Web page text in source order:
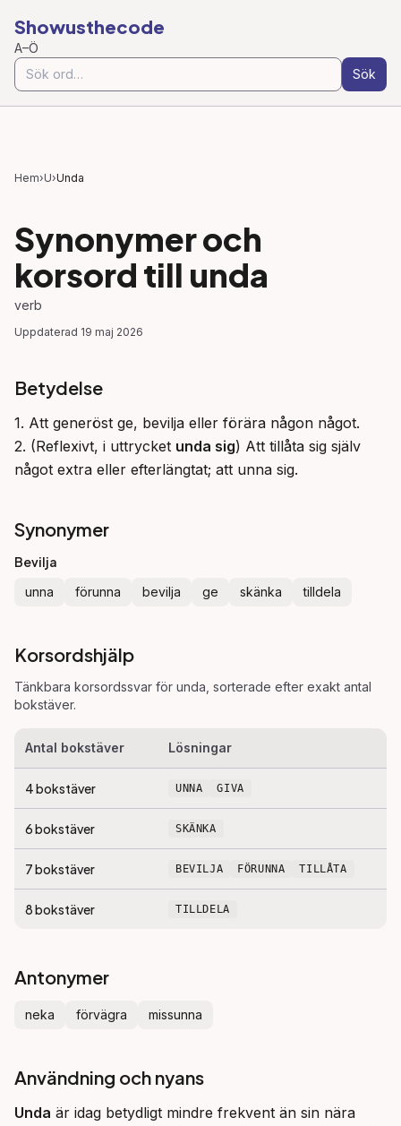
Showusthecode
A–Ö
Sök
Hem›U›Unda
Synonymer och
korsord till unda
verb
Uppdaterad 19 maj 2026
Betydelse
1. Att generöst ge, bevilja eller förära någon något.
2. (Reflexivt, i uttrycket unda sig) Att tillåta sig själv
något extra eller efterlängtat; att unna sig.
Synonymer
Bevilja
unna förunna bevilja ge skänka tilldela
Korsordshjälp
Tänkbara korsordssvar för unda , sorterade efter exakt antal
bokstäver.
Antal bokstäver Lösningar
4bokstäver UNNA GIVA
6bokstäver SKÄNKA
7bokstäver BEVILJA FÖRUNNA TILLÅTA
8bokstäver TILLDELA
Antonymer
neka förvägra missunna
Användning och nyans
Unda är idag betydligt mindre frekvent än sin nära